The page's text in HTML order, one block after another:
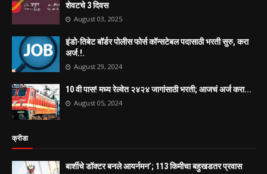
शेवटचे 3 दिवस
August 03, 2025
इंडो-तिबेट बॉर्डर पोलीस फोर्स कॉन्सटेबल पदासाठी भरती सुरु, करा
अर्ज.!.
August 29, 2024
10 वी पास! मध्य रेल्वेत २४२४ जागांसाठी भरती; आजचं अर्ज करा...
August 05, 2024
क्रीडा
बार्शीचे डॉक्टर बनले आयर्नमन’; 113 किमीचा बहुखडतर प्रवास